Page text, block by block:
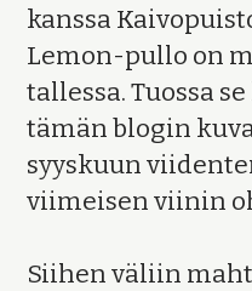
kanssa
Lemon-pullo on
tallessa. Tuossa
tämän blogin
syyskuun
viimeisen viinin
Siihen väliin